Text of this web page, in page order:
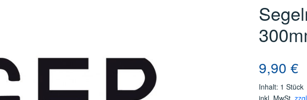
Regulärer
9,90 €
Inhalt: 1 Stück
inkl. MwSt.